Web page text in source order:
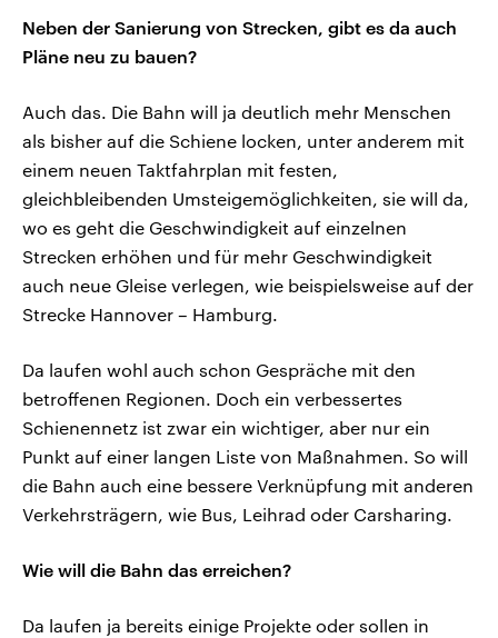
Neben der Sanierung von Strecken, gibt es da auch
Pläne neu zu bauen?
Auch das. Die Bahn will ja deutlich mehr Menschen
als bisher auf die Schiene locken, unter anderem mit
einem neuen Taktfahrplan mit festen,
gleichbleibenden Umsteigemöglichkeiten, sie will da,
wo es geht die Geschwindigkeit auf einzelnen
Strecken erhöhen und für mehr Geschwindigkeit
auch neue Gleise verlegen, wie beispielsweise auf der
Strecke Hannover – Hamburg.
Da laufen wohl auch schon Gespräche mit den
betroffenen Regionen. Doch ein verbessertes
Schienennetz ist zwar ein wichtiger, aber nur ein
Punkt auf einer langen Liste von Maßnahmen. So will
die Bahn auch eine bessere Verknüpfung mit anderen
Verkehrsträgern, wie Bus, Leihrad oder Carsharing.
Wie will die Bahn das erreichen?
Da laufen ja bereits einige Projekte oder sollen in